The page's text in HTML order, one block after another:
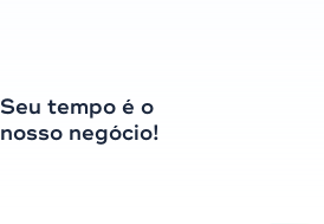
Seu tempo é o
nosso negócio!